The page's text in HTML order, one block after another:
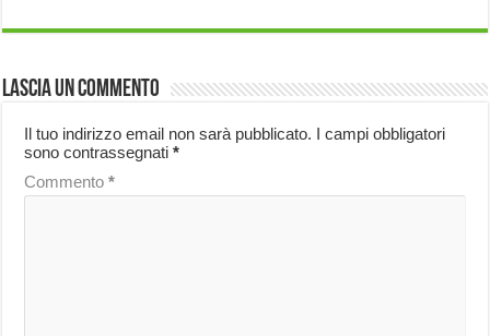
Lascia un commento
Il tuo indirizzo email non sarà pubblicato. I campi obbligatori
sono contrassegnati*
Commento*